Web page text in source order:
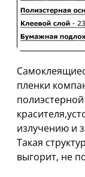
пленки
излучению и
Такая
выгорит, не